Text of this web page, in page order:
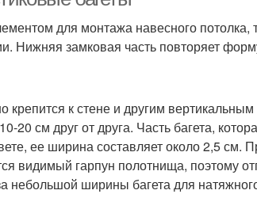
для монтажа навесного потолка,
Нижняя замковая часть повторяет
к стене и другим вертикальным
см друг от друга. Часть багета,
ее ширина составляет около 2,5 см.
видимый гарпун полотнища, поэтому
небольшой ширины багета для